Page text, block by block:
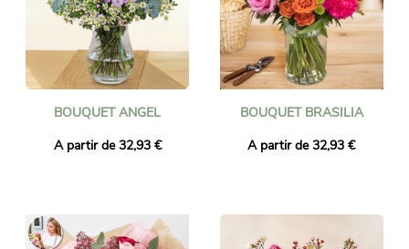
BOUQUET ANGEL
A partir de 32,93 €
BOUQUET BRASILIA
A partir de 32,93 €